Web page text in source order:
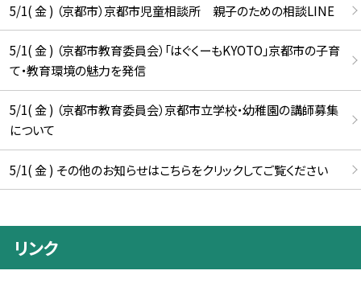
5/1( 金 ) （京都市）京都市児童相談所 親子のための相談LINE
5/1( 金 ) （京都市教育委員会）「はぐくーもKYOTO」京都市の子育
て・教育環境の魅力を発信
5/1( 金 ) （京都市教育委員会）京都市立学校・幼稚園の講師募集
について
5/1( 金 ) その他のお知らせはこちらをクリックしてご覧ください
リンク